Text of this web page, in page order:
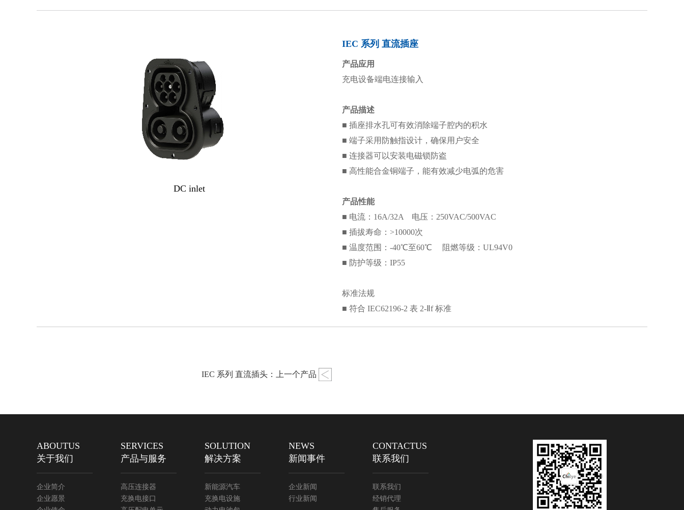
DC inlet
IEC 系列 直流插座
产品应用
充电设备端电连接输入
产品描述
■ 插座排水孔可有效消除端子腔内的积水
■ 端子采用防触指设计，确保用户安全
■ 连接器可以安装电磁锁防盗
■ 高性能合金铜端子，能有效减少电弧的危害
产品性能
■ 电流：16A/32A 电压：250VAC/500VAC
■ 插拔寿命：>10000次
■ 温度范围：-40℃至60℃ 阻燃等级：UL94V0
■ 防护等级：IP55
标准法规
■ 符合 IEC62196-2 表 2-Ⅱf 标准
IEC 系列 直流插头：上一个产品
ABOUTUS
关于我们
企业简介
企业愿景
SERVICES
产品与服务
高压连接器
充换电接口
SOLUTION
解决方案
新能源汽车
充换电设施
NEWS
新闻事件
企业新闻
行业新闻
CONTACTUS
联系我们
联系我们
经销代理